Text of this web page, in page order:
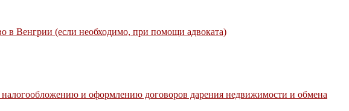
в Венгрии (если необходимо, при помощи адвоката)
и оформлению договоров дарения недвижимости и обмена